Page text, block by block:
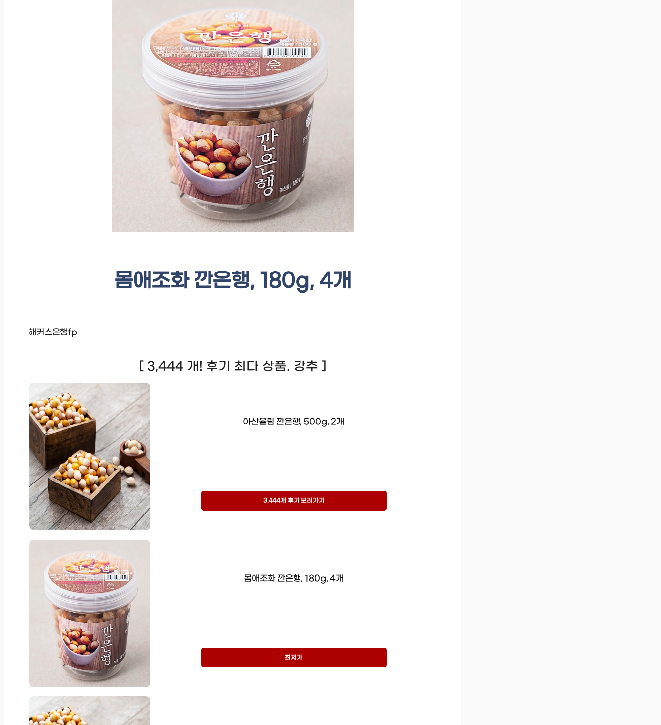
몸애조화 깐은행, 180g, 4개
해커스은행fp
[ 3,444 개! 후기 최다 상품. 강추 ]
아산율림 깐은행, 500g, 2개
3,444개 후기 보러가기
몸애조화 깐은행, 180g, 4개
최저가